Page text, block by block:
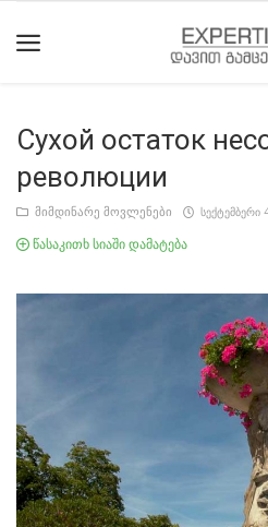
მთავარი
მიმდინარე
მოვლენები
შესახებ
სტატიები
Сухой остаток
революции
მიმდინარე მოვლენები სექტემბერი
წასაკითხ სიაში დამატება